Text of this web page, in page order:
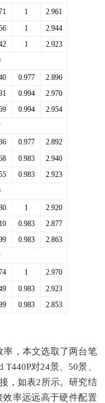
1
2.961
1
2.944
1 2.923
0.977
2.896
0.994
2.970
0.994
2.954
0.977
2.892
0.983
2.940
0.983 2.923
1
2.920
0.983
2.877
0.983
2.863
1
2.970
0.983
2.923
0.983 2.853
，本文选取了两台笔
对24景、50景、
，如表2所示。研究结
率远远高于硬件配置